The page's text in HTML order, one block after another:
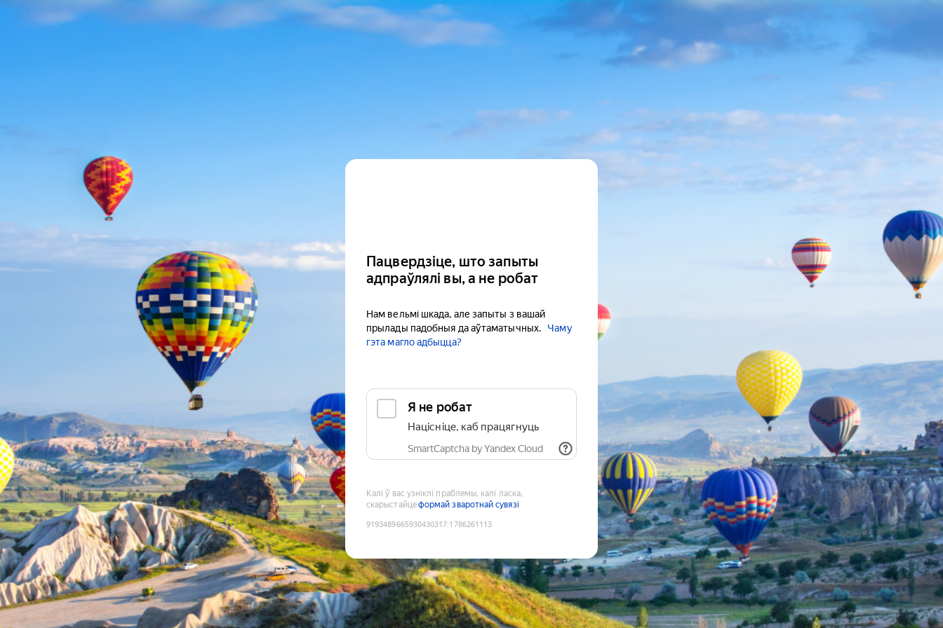
Пацвердзіце, што запыты
адпраўлялі вы, а не робат
Нам вельмі шкада, але запыты з вашай
прылады падобныя да аўтаматычных.
Чаму
гэта магло адбыцца?
Я не робат
Націсніце, каб працягнуць
SmartCaptcha by Yandex Cloud
Калі ў вас узніклі праблемы, калі ласка,
скарыстайцеформай зваротнай сувязі
9193489665930430317:1786261113